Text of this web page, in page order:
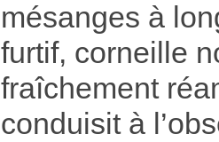
mésanges à
furtif, corneille
fraîchement
conduisit à